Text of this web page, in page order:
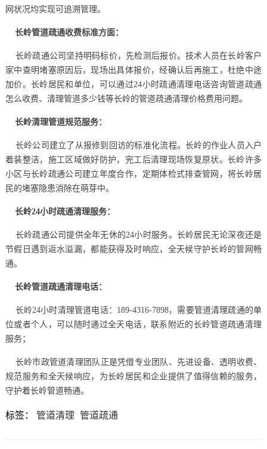
网状况均实现可追溯管理。
长岭管道疏通收费标准方面：
长岭疏通公司坚持明码标价，先检测后报价。技术人员在长岭客户
家中查明堵塞原因后，现场出具体报价，经确认后再施工，杜绝中途
加价。长岭居民和单位，可以通过24小时疏通清理电话咨询管道疏通
怎么收费、清理管道多少钱等长岭的管道疏通清理价格费用问题。
长岭清理管道规范服务：
长岭公司建立了从报修到回访的标准化流程。长岭的作业人员入户
着装整洁，施工区域做好防护，完工后清理现场恢复原状。长岭许多
小区与长岭疏通公司建立年度合作，定期体检式排查管网，将长岭居
民的堵塞隐患消除在萌芽中。
长岭24小时疏通清理服务：
长岭疏通公司提供全年无休的24小时服务。长岭居民无论深夜还是
节假日遇到返水溢漏，都能获得及时响应，全天候守护长岭的管网畅
通。
长岭管道疏通清理电话：
长岭24小时清理管道电话：189-4316-7898，需要管道清理疏通的单
位或者个人，可以随时通过全天电话，联系附近的长岭管道疏通清理
服务；
长岭市政管道清理团队 正是凭借专业团队、先进设备、透明收费、
规范服务和全天候响应，为长岭居民和企业提供了值得信赖的服务，
守护着长岭管道畅通。
标签： 管道清理 管道疏通